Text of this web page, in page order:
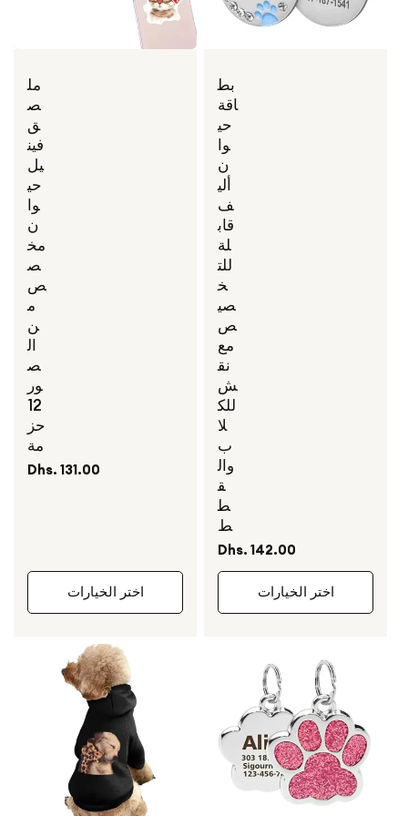
مل
ص
ق
فين
يل
حي
وا
ن
مخ
ص
ص
م
ن
ال
ص
ور
12
حز
مة
السعر
Dhs. 131.00
اختر الخيارات
بط
اقة
حي
وا
ن
ألي
ف
قاب
لة
للت
خ
صي
ص
مع
نق
ش
للك
لا
ب
وال
ق
ط
ط
السعر
العادي
Dhs. 142.00
اختر الخيارات